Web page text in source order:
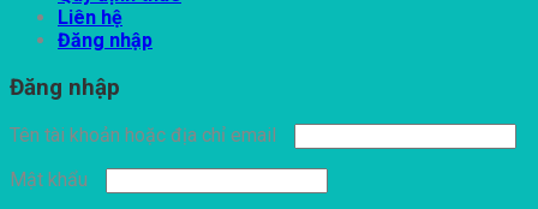
Liên hệ
Đăng nhập
Đăng nhập
Tên tài khoản hoặc địa chỉ email
Mật khẩu